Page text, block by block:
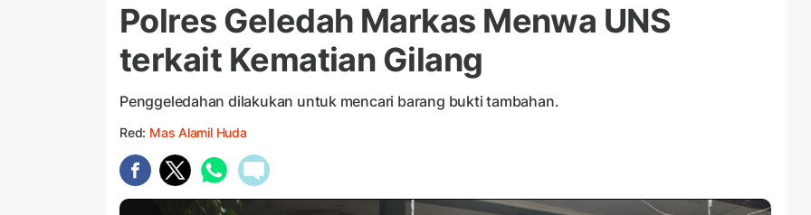
Polres Geledah Markas Menwa UNS
terkait Kematian Gilang
Penggeledahan dilakukan untuk mencari barang bukti tambahan.
Red: Mas Alamil Huda